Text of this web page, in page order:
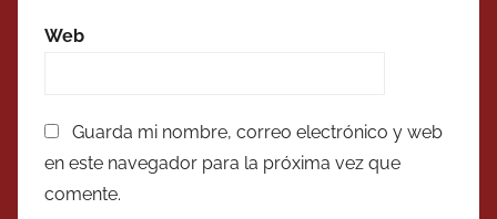
Web
Guarda mi nombre, correo electrónico y web
en este navegador para la próxima vez que
comente.